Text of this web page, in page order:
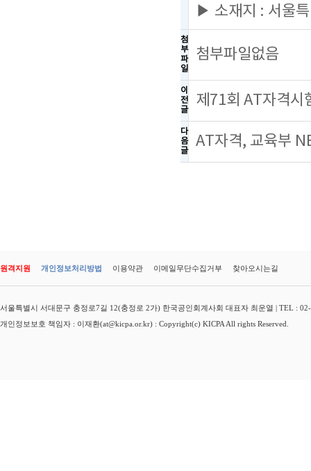
▶ 소재지 : 서울
첨
부
파
일
첨부파일없음
이
전
글
제71회 AT자격시
다
음
글
AT자격, 교육부
원격지원 개인정보처리방법 이용약관 이메일무단수집거부 찾아오시는길
서울특별시 서대문구 충정로7길 12(충정로 2가) 한국공인회계사회 대표자 최운열 | TEL :
개인정보보호 책임자 : 이재환(at@kicpa.or.kr) : Copyright(c) KICPA All rights Reserved.